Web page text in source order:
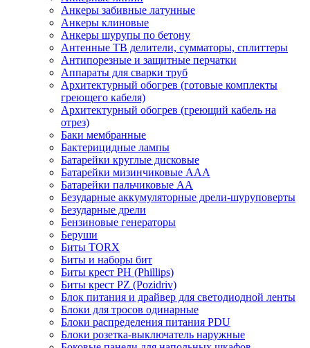
Анкеры забивные латунные
Анкеры клиновые
Анкеры шурупы по бетону
Антенные ТВ делители, сумматоры, сплиттеры
Антипорезные и защитные перчатки
Аппараты для сварки труб
Архитектурный обогрев (готовые комплекты
греющего кабеля)
Архитектурный обогрев (греющий кабель на
отрез)
Баки мембранные
Бактерицидные лампы
Батарейки круглые дисковые
Батарейки мизинчиковые ААА
Батарейки пальчиковые АА
Безударные аккумуляторные дрели-шуруповерты
Безударные дрели
Бензиновые генераторы
Беруши
Биты TORX
Биты и наборы бит
Биты крест PH (Phillips)
Биты крест PZ (Pozidriv)
Блок питания и драйвер для светодиодной ленты
Блоки для тросов одинарные
Блоки распределения питания PDU
Блоки розетка-выключатель наружные